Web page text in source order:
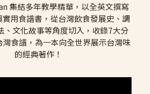
集結多年教學精華，以全英文撰寫
用食譜書，從台灣飲食發展史、調
、文化故事等角度切入，收錄7大分
食譜，為一本向全世界展示台灣味
的經典著作！